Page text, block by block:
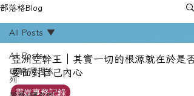
部落格Blog
All Posts
破解/原理系
列
All Posts
亞洲空幹王｜其實一切的根源就在於是否
要面對自己內心
靈媒事務記錄